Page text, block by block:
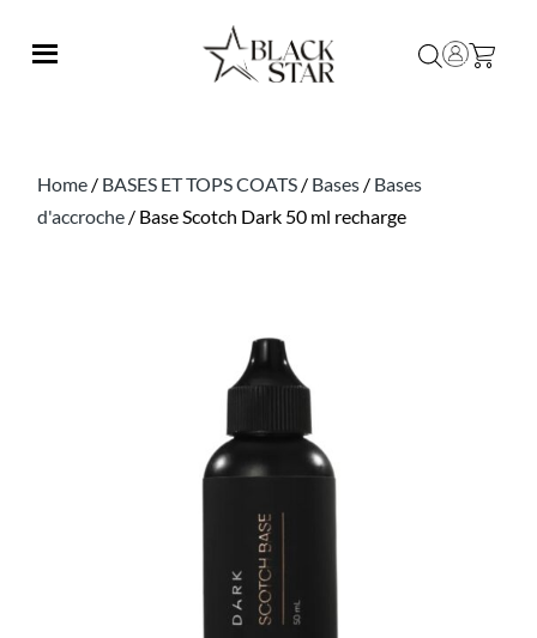
Home / BASES ET TOPS COATS / Bases / Bases
d'accroche / Base Scotch Dark 50 ml recharge